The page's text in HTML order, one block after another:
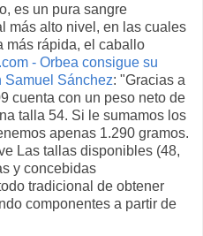
es un pura sangre
más alto nivel, en las cuales
más rápida, el caballo
- Orbea consigue su
Samuel Sánchez: "Gracias a
cuenta con un peso neto de
talla 54. Si le sumamos los
apenas 1.290 gramos.
Las tallas disponibles (48,
y concebidas
tradicional de obtener
componentes a partir de